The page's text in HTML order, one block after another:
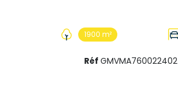
1900 m²
Réf GMVMA760022402